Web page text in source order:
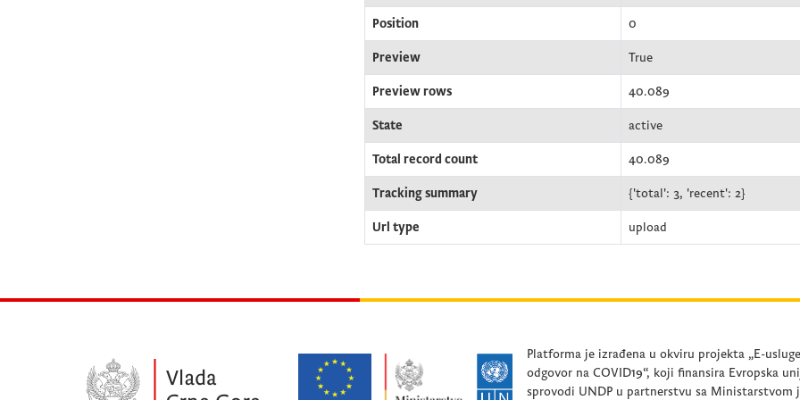
Position 0
Preview True
Preview rows 40.089
State active
Total record count 40.089
Tracking summary {'total': 3, 'recent': 2}
Url type upload
Platforma je izrađena u okviru projekta „E-
odgovor na COVID19“, koji finansira Evropska
sprovodi UNDP u partnerstvu sa Ministarstvom